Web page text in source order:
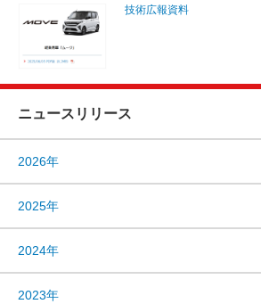
技術広報資料
ニュースリリース
2026年
2025年
2024年
2023年